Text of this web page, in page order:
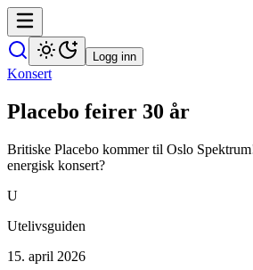
Logg inn
Konsert
Placebo feirer 30 år
Britiske Placebo kommer til Oslo
energisk konsert?
U
Utelivsguiden
15. april 2026